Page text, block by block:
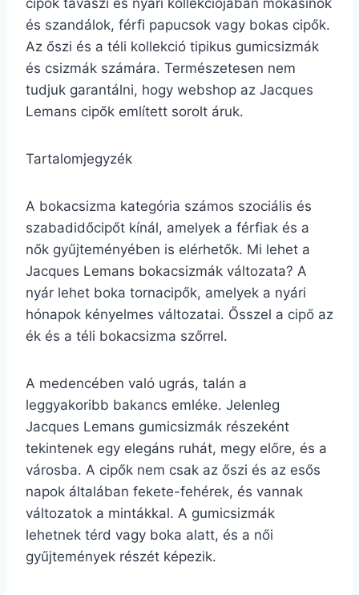
cipők tavaszi és nyári kollekciójában mokasinok
és szandálok, férfi papucsok vagy bokas cipők.
Az őszi és a téli kollekció tipikus gumicsizmák
és csizmák számára. Természetesen nem
tudjuk garantálni, hogy webshop az Jacques
Lemans cipők említett sorolt áruk.
Tartalomjegyzék
A bokacsizma kategória számos szociális és
szabadidőcipőt kínál, amelyek a férfiak és a
nők gyűjteményében is elérhetők. Mi lehet a
Jacques Lemans bokacsizmák változata? A
nyár lehet boka tornacipők, amelyek a nyári
hónapok kényelmes változatai. Ősszel a cipő az
ék és a téli bokacsizma szőrrel.
A medencében való ugrás, talán a
leggyakoribb bakancs emléke. Jelenleg
Jacques Lemans gumicsizmák részeként
tekintenek egy elegáns ruhát, megy előre, és a
városba. A cipők nem csak az őszi és az esős
napok általában fekete-fehérek, és vannak
változatok a mintákkal. A gumicsizmák
lehetnek térd vagy boka alatt, és a női
gyűjtemények részét képezik.